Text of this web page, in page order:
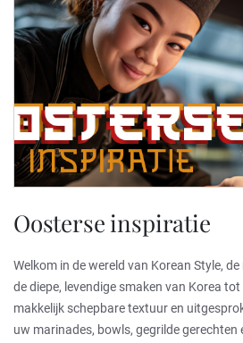
Oosterse inspiratie
Welkom in de wereld van Korean Style, de
de diepe, levendige smaken van Korea
makkelijk schepbare textuur en
uw marinades, bowls, gegrilde gerechten